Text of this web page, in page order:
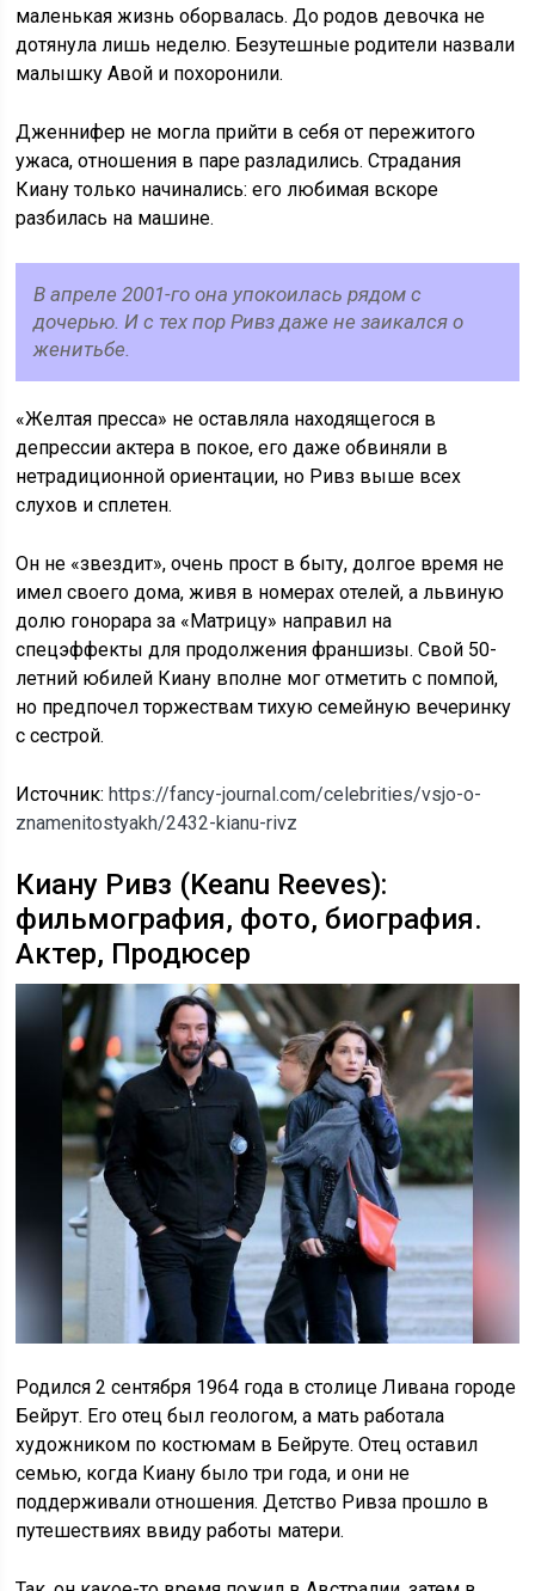
маленькая жизнь оборвалась. До родов девочка не
дотянула лишь неделю. Безутешные родители назвали
малышку Авой и похоронили.
Дженнифер не могла прийти в себя от пережитого
ужаса, отношения в паре разладились. Страдания
Киану только начинались: его любимая вскоре
разбилась на машине.
В апреле 2001-го она упокоилась рядом с
дочерью. И с тех пор Ривз даже не заикался о
женитьбе.
«Желтая пресса» не оставляла находящегося в
депрессии актера в покое, его даже обвиняли в
нетрадиционной ориентации, но Ривз выше всех
слухов и сплетен.
Он не «звездит», очень прост в быту, долгое время не
имел своего дома, живя в номерах отелей, а львиную
долю гонорара за «Матрицу» направил на
спецэффекты для продолжения франшизы. Свой 50-
летний юбилей Киану вполне мог отметить с помпой,
но предпочел торжествам тихую семейную вечеринку
с сестрой.
Источник:https://fancy-journal.com/celebrities/vsjo-o-
znamenitostyakh/2432-kianu-rivz
Киану Ривз (Keanu Reeves):
фильмография, фото, биография.
Актер, Продюсер
Родился 2 сентября 1964 года в столице Ливана городе
Бейрут. Его отец был геологом, а мать работала
художником по костюмам в Бейруте. Отец оставил
семью, когда Киану было три года, и они не
поддерживали отношения. Детство Ривза прошло в
путешествиях ввиду работы матери.